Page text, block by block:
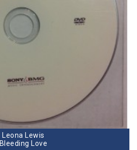
Leona Lewis
Bleeding Love